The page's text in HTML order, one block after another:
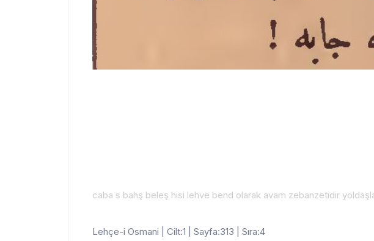
caba s bahş beleş hisi lehve bend olarak avam zebanzetidir
Lehçe-i Osmani | Cilt:1 | Sayfa:313 | Sıra:4